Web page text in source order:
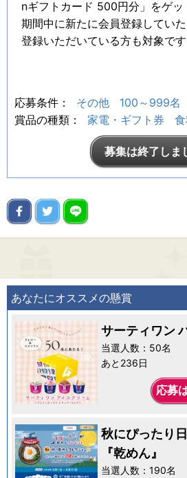
nギフトカード 500円分」をゲッ
期間中に新たに会員登録してい
登録いただいている方も対象です
応募条件： その他
100～999名
賞品の種類：
家電・ギフト券
募集は終了しま
あなたにオススメの懸賞
サーティワン
当選人数：50名
あと236日
応募
秋にぴったり
『乾めん』
当選人数：190名